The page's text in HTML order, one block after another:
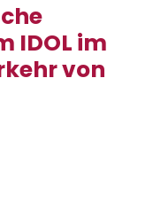
IDOL im
von